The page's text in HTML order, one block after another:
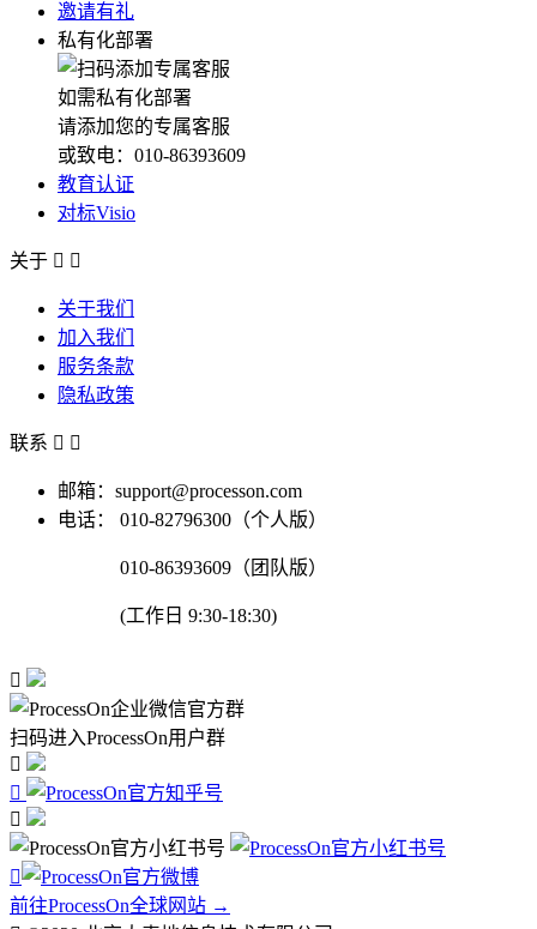
邀请有礼
私有化部署
如需私有化部署
请添加您的专属客服
或致电：010-86393609
教育认证
对标Visio
关于  
关于我们
加入我们
服务条款
隐私政策
联系  
邮箱：support@processon.com
电话：
010-82796300（个人版）
010-86393609（团队版）
(工作日 9:30-18:30)

扫码进入ProcessOn用户群




前往ProcessOn全球网站 →